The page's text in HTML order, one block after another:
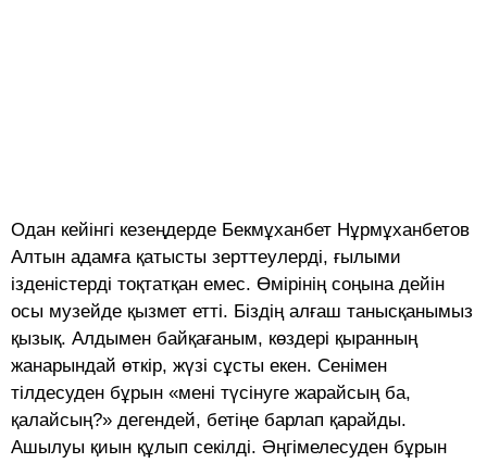
Одан кейінгі кезеңдерде Бек­мұ­ханбет Нұрмұханбетов
Алтын адамға қатысты зерттеулерді, ғы­лыми
ізденістерді тоқтатқан емес. Өмірінің соңына дейін
осы музейде қызмет етті. Біздің алғаш танысқанымыз
қызық. Алдымен байқағаным, көздері қыранның
жанарындай өткір, жүзі сұсты екен. Сенімен
тілдесуден бұрын «мені түсінуге жарайсың ба,
қалайсың?» дегендей, бетіңе бар­лап қарайды.
Ашылуы қиын құлып секілді. Әңгімелесуден бұрын